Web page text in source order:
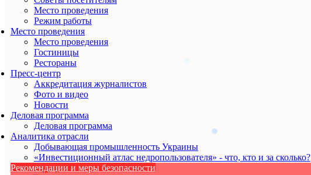
Место проведения
Режим работы
Место проведения
Место проведения
Гостиницы
Рестораны
Пресс-центр
Аккредитация журналистов
Фото и видео
Новости
Деловая программа
Деловая программа
Аналитика отрасли
Добывающая промышленность Украины
«Инвестиционный атлас недропользователя» - что, кто и за сколько?
Рекомендации и меры безопасности